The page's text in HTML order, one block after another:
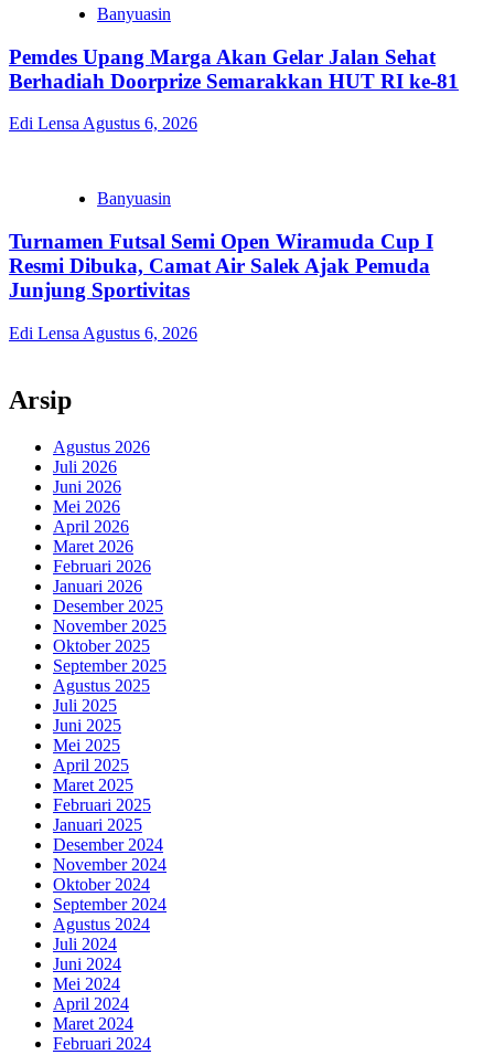
Banyuasin
Pemdes Upang Marga Akan Gelar Jalan Sehat
Berhadiah Doorprize Semarakkan HUT RI ke-81
Edi Lensa Agustus 6, 2026
Banyuasin
Turnamen Futsal Semi Open Wiramuda Cup I
Resmi Dibuka, Camat Air Salek Ajak Pemuda
Junjung Sportivitas
Edi Lensa Agustus 6, 2026
Arsip
Agustus 2026
Juli 2026
Juni 2026
Mei 2026
April 2026
Maret 2026
Februari 2026
Januari 2026
Desember 2025
November 2025
Oktober 2025
September 2025
Agustus 2025
Juli 2025
Juni 2025
Mei 2025
April 2025
Maret 2025
Februari 2025
Januari 2025
Desember 2024
November 2024
Oktober 2024
September 2024
Agustus 2024
Juli 2024
Juni 2024
Mei 2024
April 2024
Maret 2024
Februari 2024